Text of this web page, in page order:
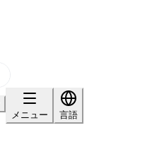
メニュー
言語